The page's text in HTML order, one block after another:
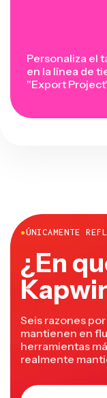
Personaliza el
en la línea de
"Export
●ÚNICAMENTE
¿En
Seis razones
mantienen en
herramientas
realmente